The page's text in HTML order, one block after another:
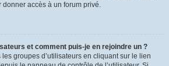
accès à un forum privé.
et comment puis-je en rejoindre un ?
groupes d’utilisateurs en cliquant sur le lien